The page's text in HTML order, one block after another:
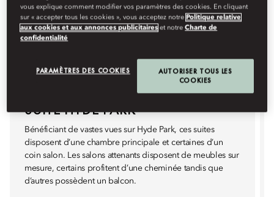
SUITE HYDE PARK
Bénéficiant de vastes vues sur Hyde Park, ces suites
disposent d’une chambre principale et certaines d’un
coin salon. Les salons attenants disposent de meubles sur
mesure, certains profitent d’une cheminée tandis que
d’autres possèdent un balcon.
vous explique comment modifier vos paramètres des cookies. En cliquant
sur « accepter tous les cookies », vous acceptez notre Politique relative
aux cookies et aux annonces publicitaires et notreCharte de
confidentialité
PARAMÈTRES DES COOKIES
AUTORISER TOUS LES
COOKIES